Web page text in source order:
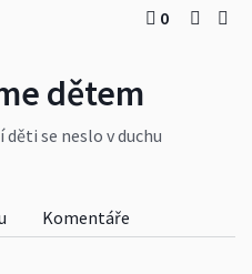
dětem
se neslo v duchu
0
Komentáře